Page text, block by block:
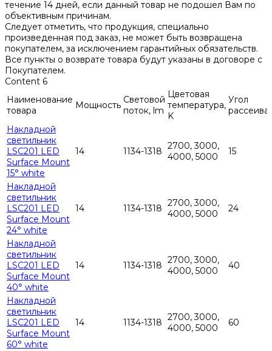
течение 14 дней, если данный товар не подошел Вам по
объективным причинам.
Следует отметить, что продукция, специально
произведенная под заказ, не может быть возвращена
покупателем, за исключением гарантийных обязательств.
Все пункты о возврате товара будут указаны в договоре с
Покупателем.
Content 6
Наименование
товара
Мощность Световой
поток, lm
Цветовая
температура,
K
Угол
Накладной
светильник
LSC201 LED
Surface Mount
15° white
14 1134-1318 2700, 3000,
4000, 5000
15
Накладной
светильник
LSC201 LED
Surface Mount
24° white
14 1134-1318 2700, 3000,
4000, 5000
24
Накладной
светильник
LSC201 LED
Surface Mount
40° white
14 1134-1318 2700, 3000,
4000, 5000
40
Накладной
светильник
LSC201 LED
Surface Mount
60° white
14 1134-1318 2700, 3000,
4000, 5000
60